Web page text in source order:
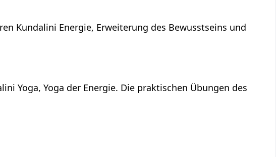
Kundalini Energie, Erweiterung des Bewusstseins und
Yoga, Yoga der Energie. Die praktischen Übungen des